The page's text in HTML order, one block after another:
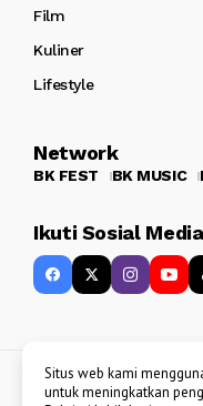
Film
Kuliner
Lifestyle
Network
BK FEST BK MUSIC
Ikuti Sosial
Copyright 2013 -
Situs web kami
untuk meningkatkan